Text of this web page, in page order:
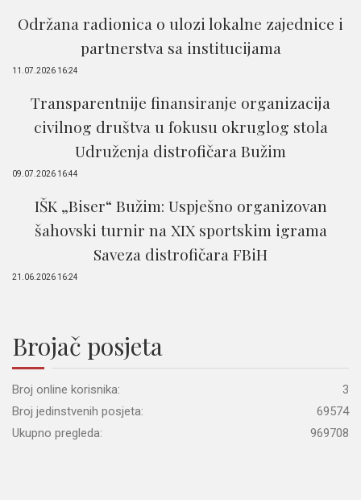
Održana radionica o ulozi lokalne zajednice i
partnerstva sa institucijama
11.07.2026 16:24
Transparentnije finansiranje organizacija
civilnog društva u fokusu okruglog stola
Udruženja distrofičara Bužim
09.07.2026 16:44
IŠK „Biser“ Bužim: Uspješno organizovan
šahovski turnir na XIX sportskim igrama
Saveza distrofičara FBiH
21.06.2026 16:24
Brojač posjeta
Broj online korisnika:
3
Broj jedinstvenih posjeta:
69574
Ukupno pregleda:
969708